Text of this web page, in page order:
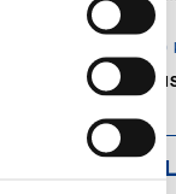
9,000 kg
9,000
2,355 mm